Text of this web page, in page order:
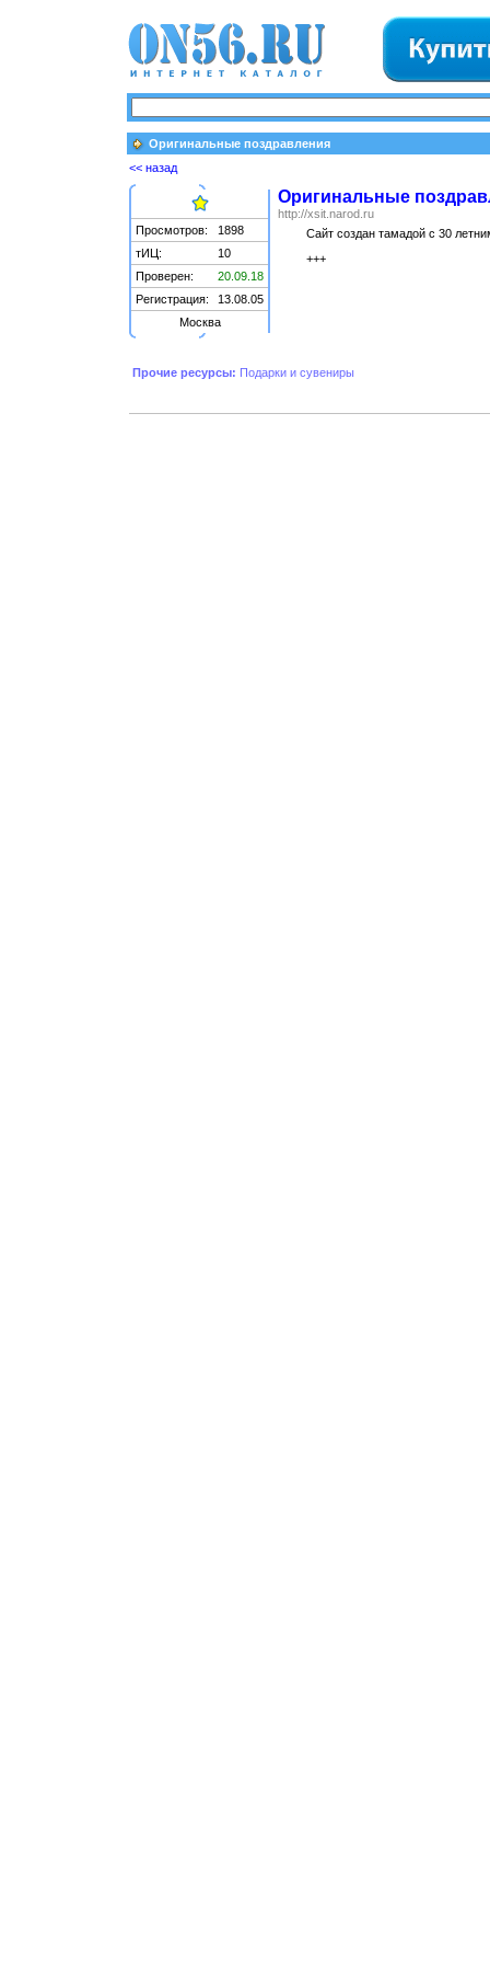
Оригинальные поздравления
<< назад
Просмотров:
1898
тИЦ:
10
Проверен:
20.09.18
Регистрация:
13.08.05
Москва
Оригинальные
http://xsit.narod.ru
Сайт создан тамадой с 30
+++
Прочие ресурсы: Подарки и сувениры